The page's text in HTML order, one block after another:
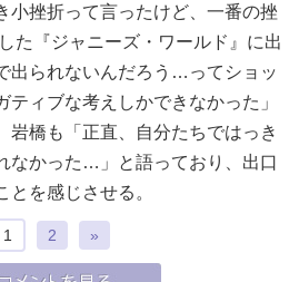
小挫折って言ったけど、一番の挫
た『ジャニーズ・ワールド』に出
出られないんだろう…ってショッ
ティブな考えしかできなかった」
岩橋も「正直、自分たちではっき
なかった…」と語っており、出口
を感じさせる。
1 2 »